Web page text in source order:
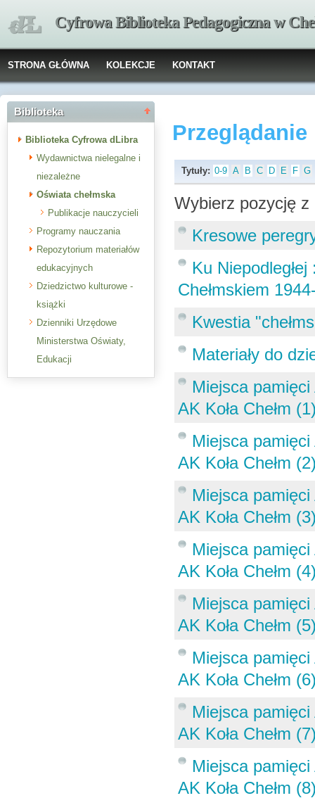
Cyfrowa Biblioteka Pedagogiczna w
STRONA GŁÓWNA KOLEKCJE KONTAKT
Biblioteka
Biblioteka Cyfrowa dLibra
Wydawnictwa nielegalne i
niezależne
Oświata chełmska
Publikacje nauczycieli
Programy nauczania
Repozytorium materiałów
edukacyjnych
Dziedzictwo kulturowe -
książki
Dzienniki Urzędowe
Ministerstwa Oświaty,
Edukacji
Tytuły: 0-9 A B C D E F G
Wybierz pozycję
Kresowe
Ku
Chełmskiem
Kwestia
Materiały do
Miejsca
AK Koła Chełm
Miejsca
AK Koła Chełm
Miejsca
AK Koła Chełm
Miejsca
AK Koła Chełm
Miejsca
AK Koła Chełm
Miejsca
AK Koła Chełm
Miejsca
AK Koła Chełm
Miejsca
AK Koła Chełm